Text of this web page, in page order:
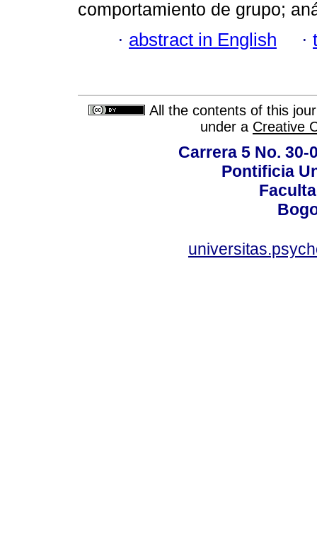
comportamiento de grupo;
· abstract in English ·
All the contents of this
under a Creative
Carrera 5 No.
Pontificia